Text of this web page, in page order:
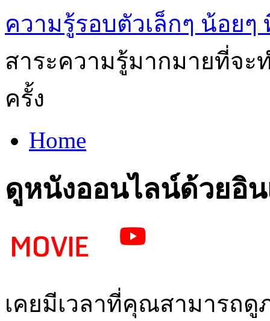
ความรู้รอบตัวเล็กๆ น้อย
สาระความรู้มากมายที่จะ
ครั้ง
Home
ดูหนังออนไลน์ด้วยอิน
เคยมีเวลาที่คุณสามารถ